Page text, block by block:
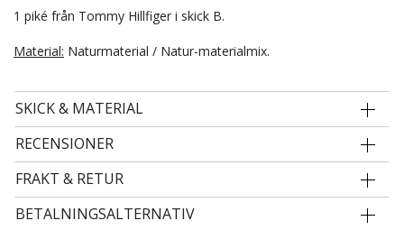
1 piké från Tommy Hillfiger i skick B.
Material: Naturmaterial / Natur-materialmix.
SKICK & MATERIAL
RECENSIONER
FRAKT & RETUR
BETALNINGSALTERNATIV